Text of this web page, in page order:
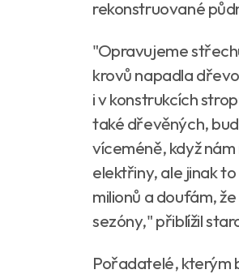
rekonstruované
"Opravujeme
krovů napadla
i v konstrukcích
také dřevěných,
víceméně, když
elektřiny, ale jinak
milionů a doufám,
sezóny," přiblížil
Pořadatelé, kterým